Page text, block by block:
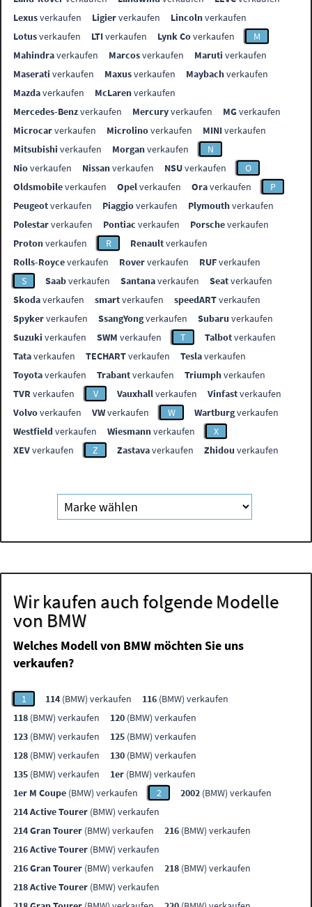
Lexusverkaufen Ligierverkaufen Lincolnverkaufen
Lotusverkaufen LTIverkaufen Lynk Coverkaufen
M
Mahindraverkaufen Marcosverkaufen Maruti verkaufen
Maserati verkaufen Maxusverkaufen Maybachverkaufen
Mazdaverkaufen McLarenverkaufen
Mercedes-Benzverkaufen Mercuryverkaufen MGverkaufen
Microcarverkaufen Microlinoverkaufen MINIverkaufen
Mitsubishi verkaufen Morganverkaufen
N
Nioverkaufen Nissanverkaufen NSUverkaufen
O
Oldsmobileverkaufen Opelverkaufen Oraverkaufen
P
Peugeotverkaufen Piaggioverkaufen Plymouthverkaufen
Polestarverkaufen Pontiac verkaufen Porscheverkaufen
Protonverkaufen R Renaultverkaufen
Rolls-Royceverkaufen Roververkaufen RUFverkaufen
S
Saabverkaufen Santanaverkaufen Seatverkaufen
Skodaverkaufen smartverkaufen speedARTverkaufen
Spykerverkaufen SsangYongverkaufen Subaru verkaufen
Suzuki verkaufen SWM verkaufen T Talbotverkaufen
Tataverkaufen TECHARTverkaufen Teslaverkaufen
Toyotaverkaufen Trabantverkaufen Triumphverkaufen
TVR verkaufen V Vauxhallverkaufen Vinfastverkaufen
Volvoverkaufen VWverkaufen W Wartburgverkaufen
Westfieldverkaufen Wiesmannverkaufen
X
XEVverkaufen Z Zastavaverkaufen Zhidou verkaufen
Wir kaufen auch folgende Modelle
von BMW
Welches Modell von BMW möchten Sie uns
verkaufen?
1 114 (BMW) verkaufen 116 (BMW) verkaufen
118 (BMW) verkaufen 120 (BMW) verkaufen
123 (BMW) verkaufen 125 (BMW) verkaufen
128 (BMW) verkaufen 130 (BMW) verkaufen
135 (BMW) verkaufen 1er (BMW) verkaufen
1er M Coupe (BMW) verkaufen 2 2002 (BMW) verkaufen
214 Active Tourer (BMW) verkaufen
214 Gran Tourer (BMW) verkaufen 216 (BMW) verkaufen
216 Active Tourer (BMW) verkaufen
216 Gran Tourer (BMW) verkaufen 218 (BMW) verkaufen
218 Active Tourer (BMW) verkaufen